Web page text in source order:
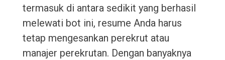
termasuk di antara sedikit yang berhasil
melewati bot ini, resume Anda harus
tetap mengesankan perekrut atau
manajer perekrutan. Dengan banyaknya